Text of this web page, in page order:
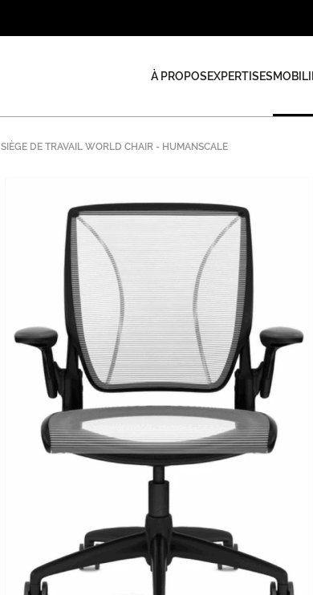
À PROPOSEXPERTISES
SIÈGE DE TRAVAIL WORLD CHAIR - HUMANSCALE